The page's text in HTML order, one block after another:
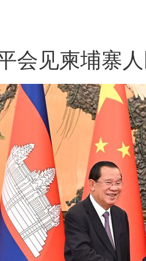
见柬埔寨人